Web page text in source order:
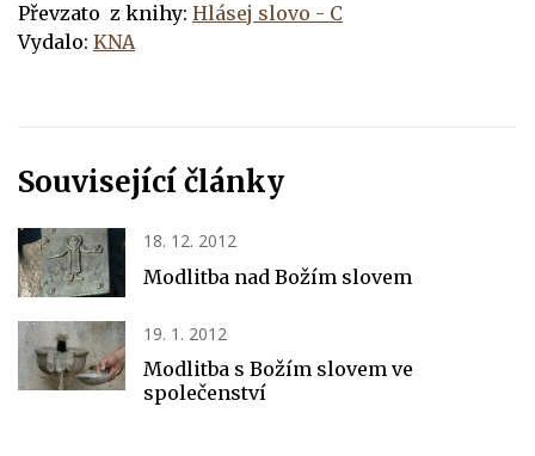
Převzato z knihy: Hlásej slovo - C
Vydalo: KNA
Související články
18. 12. 2012
Modlitba nad Božím slovem
19. 1. 2012
Modlitba s Božím slovem ve
společenství